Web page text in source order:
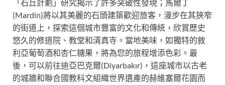
「石丘計劃」研究揭示了許多突破性發現；馬爾丁
(Mardin)將以其美麗的石頭建築歡迎旅客，漫步在其狹窄
的街道上，探索這個城市豐富的文化和傳統，欣賞歷史
悠久的修道院、教堂和清真寺。當地美味，如獨特的敘
利亞葡萄酒和杏仁糖果，將為您的旅程增添色彩。最
後，可以前往迪亞巴克爾(Diyarbakır)，這座城市以古老
的城牆和聯合國教科文組織世界遺產的赫維塞爾花園而